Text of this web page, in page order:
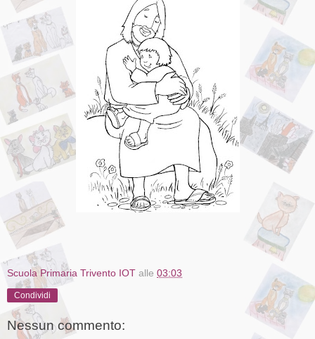
Scuola Primaria Trivento IOT alle 03:03
Condividi
Nessun commento: